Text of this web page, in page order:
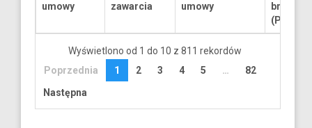
umowy
zawarcia
umowy
brutto
(PLN)
Wyświetlono od 1 do 10 z 811 rekordów
Poprzednia
1 2 3 4 5 …
82
Następna